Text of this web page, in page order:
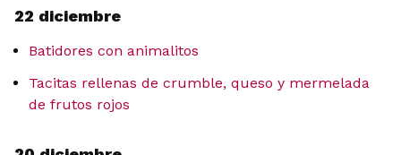
22 diciembre
Batidores con animalitos
Tacitas rellenas de crumble, queso y mermelada
de frutos rojos